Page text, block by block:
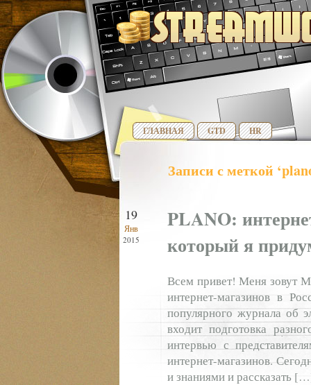
ГЛАВНАЯ GTD HR
Записи с меткой
19
Янв
2015
PLANO:
который я
Всем привет! Меня зовут
интернет-магазинов в
популярного журнала об
входит подготовка
интервью с
интернет-магазинов.
и знаниями и рассказать